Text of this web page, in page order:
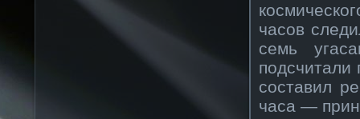
часов
семь
подсчитали
составил
часа —